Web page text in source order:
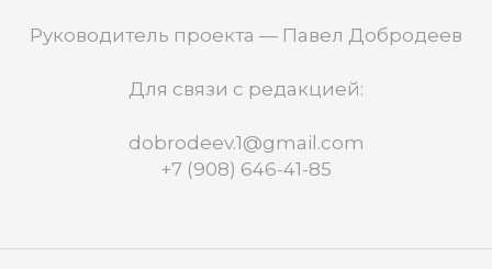
Руководитель проекта — Павел Добродеев
Для связи с редакцией:
dobrodeev.1@gmail.com
+7 (908) 646-41-85